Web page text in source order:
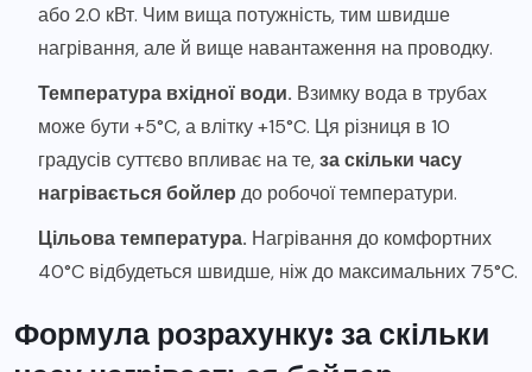
або 2.0 кВт. Чим вища потужність, тим швидше
нагрівання, але й вище навантаження на проводку.
Температура вхідної води. Взимку вода в трубах
може бути +5°C, а влітку +15°C. Ця різниця в 10
градусів суттєво впливає на те,за скільки часу
нагрівається бойлер до робочої температури.
Цільова температура. Нагрівання до комфортних
40°C відбудеться швидше, ніж до максимальних 75°C.
Формула розрахунку: за скільки